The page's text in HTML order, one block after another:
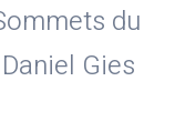
du
Gies